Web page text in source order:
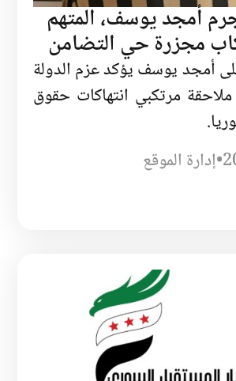
أمجد يوسف، المتهم
مجزرة حي التضامن
أمجد يوسف يؤكد عزم الدولة
مرتكبي انتهاكات حقوق
•إدارة الموقع